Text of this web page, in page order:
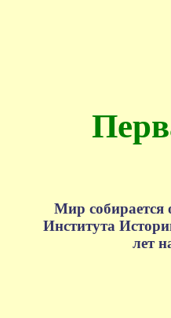
Мир собирается
Института
лет